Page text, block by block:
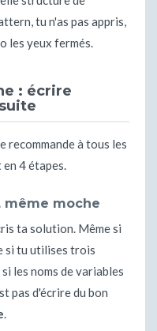
tu n'as pas appris,
les yeux fermés.
: écrire
recommande à tous les
4 étapes.
même moche
ta solution. Même si
si tu utilises trois
les noms de variables
pas d'écrire du bon
.